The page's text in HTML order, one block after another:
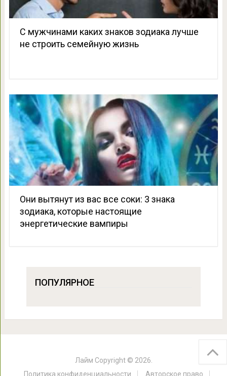
С мужчинами каких знаков зодиака лучше
не строить семейную жизнь
Они вытянут из вас все соки: 3 знака
зодиака, которые настоящие
энергетические вампиры
ПОПУЛЯРНОЕ
Лайм Copyright © 2026.
Политика конфиденциальности
Авторское право